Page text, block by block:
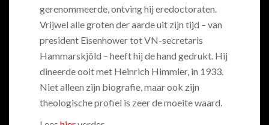
gerenommeerde, ontving hij eredoctoraten.
Vrijwel alle groten der aarde uit zijn tijd – van
president Eisenhower tot VN-secretaris
Hammarskjöld – heeft hij de hand gedrukt. Hij
dineerde ooit met Heinrich Himmler, in 1933.
Niet alleen zijn biografie, maar ook zijn
theologische profiel is zeer de moeite waard.